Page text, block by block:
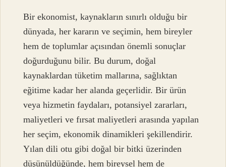
Bir ekonomist, kaynakların sınırlı olduğu bir
dünyada, her kararın ve seçimin, hem bireyler
hem de toplumlar açısından önemli sonuçlar
doğurduğunu bilir. Bu durum, doğal
kaynaklardan tüketim mallarına, sağlıktan
eğitime kadar her alanda geçerlidir. Bir ürün
veya hizmetin faydaları, potansiyel zararları,
maliyetleri ve fırsat maliyetleri arasında yapılan
her seçim, ekonomik dinamikleri şekillendirir.
Yılan dili otu gibi doğal bir bitki üzerinden
düşünüldüğünde, hem bireysel hem de